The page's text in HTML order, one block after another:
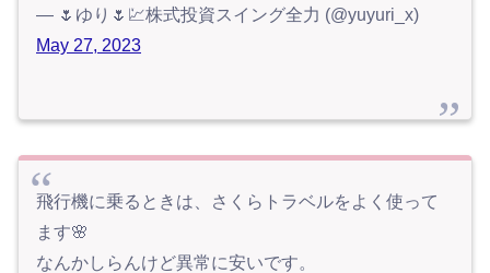
— 🌷ゆり🌷💹株式投資スイング全力 (@yuyuri_x)
May 27, 2023
飛行機に乗るときは、さくらトラベルをよく使って
ます🌸
なんかしらんけど異常に安いです。